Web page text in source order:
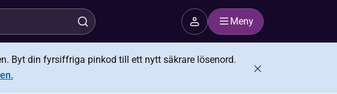
Meny
Byt din fyrsiffriga pinkod till ett nytt säkrare lösenord.